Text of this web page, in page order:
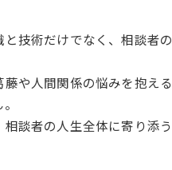
技術だけでなく、相談者の
や人間関係の悩みを抱える
談者の人生全体に寄り添う